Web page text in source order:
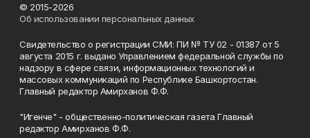
© 2015-2026
Об использовании персональных данных
Свидетельство о регистрации СМИ: ПИ № ТУ 02 - 01387 от 5
августа 2015 г. выдано Управлением федеральной службы по
надзору в сфере связи, информационных технологий и
массовых коммуникаций по Республике Башкортостан.
Главный редактор Амирханов Ф.Ф.
"Игенче" - общественно-политическая газета Главный
редактор Амирханов Ф.Ф.